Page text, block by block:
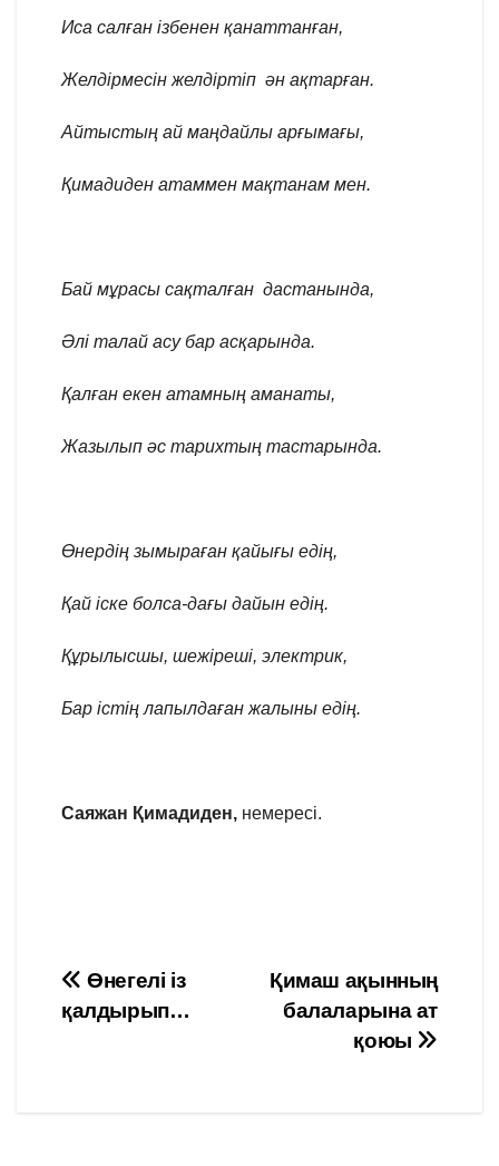
Иса салған ізбенен қанаттанған,
Желдірмесін желдіртіп ән ақтарған.
Айтыстың ай маңдайлы арғымағы,
Қимадиден атаммен мақтанам мен.
Бай мұрасы сақталған дастанында,
Әлі талай асу бар асқарында.
Қалған екен атамның аманаты,
Жазылып әс тарихтың тастарында.
Өнердің зымыраған қайығы едің,
Қай іске болса-дағы дайын едің.
Құрылысшы, шежіреші, электрик,
Бар істің лапылдаған жалыны едің.
Саяжан Қимадиден, немересі.
Навигация
по
Қимаш ақынның
балаларына ат
қоюы
Өнегелі із
қалдырып…